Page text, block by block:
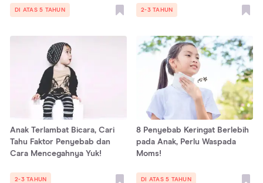
DI ATAS 5 TAHUN 2-3 TAHUN
Anak Terlambat Bicara, Cari
Tahu Faktor Penyebab dan
Cara Mencegahnya Yuk!
2-3 TAHUN
8 Penyebab Keringat Berlebih
pada Anak, Perlu Waspada
Moms!
DI ATAS 5 TAHUN